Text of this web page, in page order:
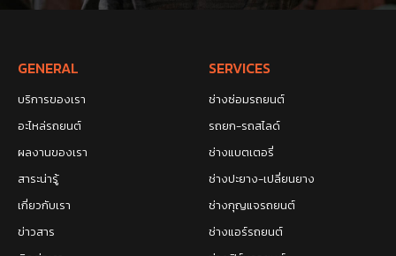
GENERAL
บริการของเรา
อะไหล่รถยนต์
ผลงานของเรา
สาระน่ารู้
เกี่ยวกับเรา
ข่าวสาร
SERVICES
ช่างซ่อมรถยนต์
รถยก-รถสไลด์
ช่างแบตเตอรี่
ช่างปะยาง-เปลี่ยนยาง
ช่างกุญแจรถยนต์
ช่างแอร์รถยนต์